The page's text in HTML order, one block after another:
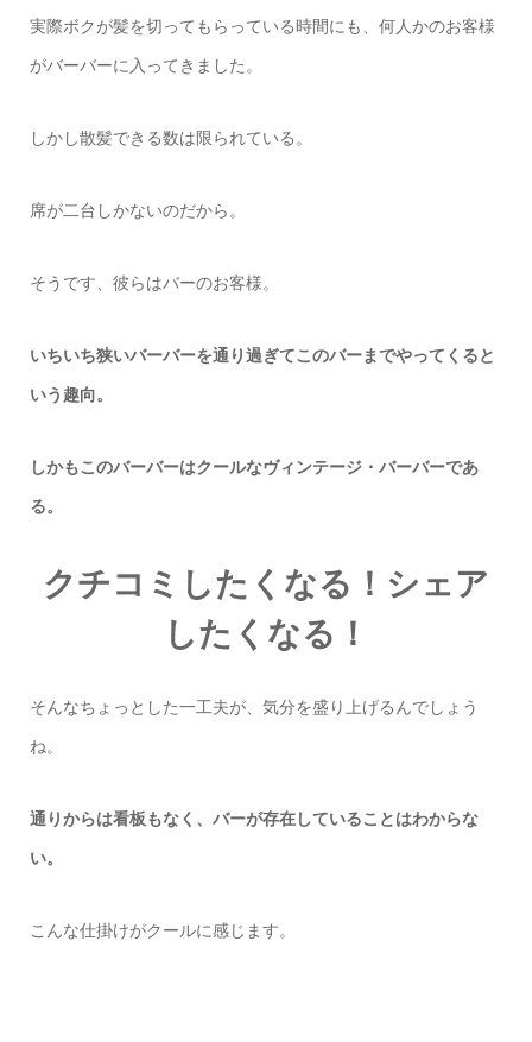
実際ボクが髪を切ってもらっている時間にも、何人かのお客様
がバーバーに入ってきました。
しかし散髪できる数は限られている。
席が二台しかないのだから。
そうです、彼らはバーのお客様。
いちいち狭いバーバーを通り過ぎてこのバーまでやってくると
いう趣向。
しかもこのバーバーはクールなヴィンテージ・バーバーであ
る。
クチコミしたくなる！シェア
したくなる！
そんなちょっとした一工夫が、気分を盛り上げるんでしょう
ね。
通りからは看板もなく、バーが存在していることはわからな
い。
こんな仕掛けがクールに感じます。